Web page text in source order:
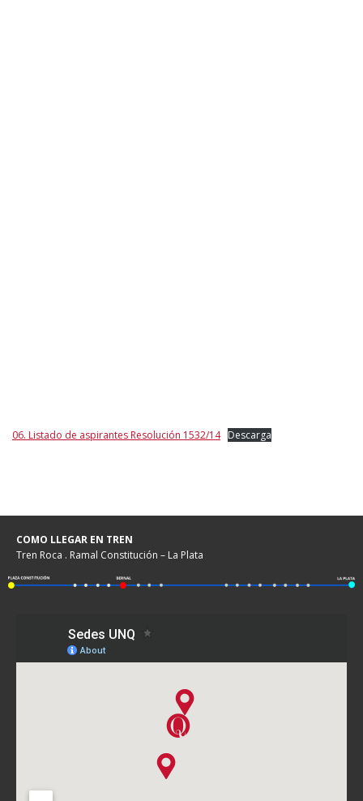
06. Listado de aspirantes Resolución 1532/14 Descarga
COMO LLEGAR EN TREN
Tren Roca . Ramal Constitución – La Plata